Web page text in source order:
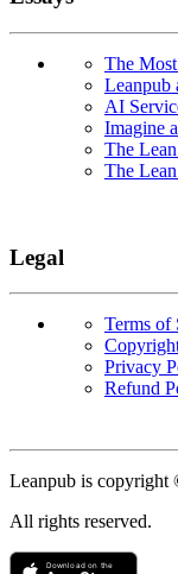
The
Leanpub
AI
Imagine
The
The
Legal
Terms of
Privacy
Refund
Leanpub is copyright
All rights reserved.